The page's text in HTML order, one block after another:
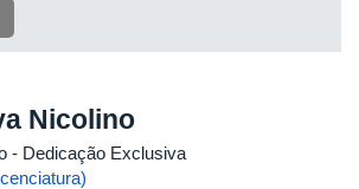
Nicolino
- Dedicação Exclusiva